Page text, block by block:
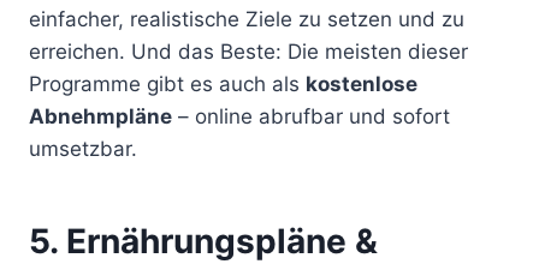
einfacher, realistische Ziele zu setzen und zu
erreichen. Und das Beste: Die meisten dieser
Programme gibt es auch als kostenlose
Abnehmpläne – online abrufbar und sofort
umsetzbar.
5. Ernährungspläne &